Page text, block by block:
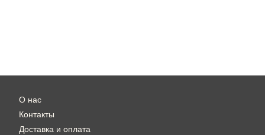
О нас
Контакты
Доставка и оплата